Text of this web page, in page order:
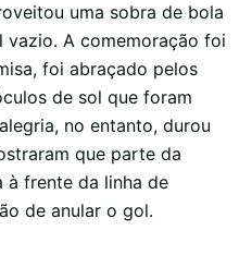
uma sobra de bola
vazio. A comemoração foi
foi abraçado pelos
de sol que foram
no entanto, durou
que parte da
à frente da linha de
de anular o gol.